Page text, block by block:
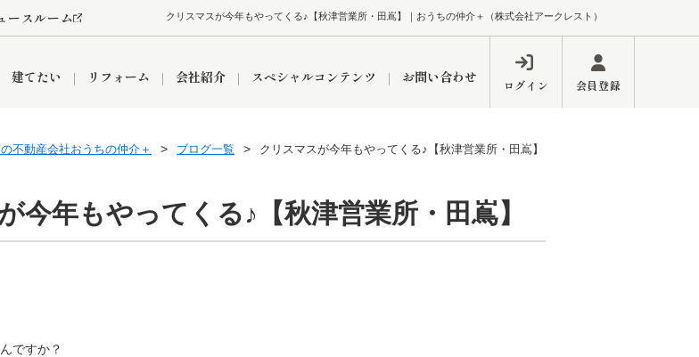
クリスマスが今年もやってくる♪【秋津営業所・田嶌】｜おうちの仲介＋（株式会社アークレスト）
ースルーム
建てたい リフォーム 会社紹介 スペシャルコンテンツ お問い合わせ ログイン 会員登録
不動産会社おうちの仲介＋ ブログ一覧 クリスマスが今年もやってくる♪【秋津営業所・田嶌】
今年もやってくる♪【秋津営業所・田嶌】
ですか？